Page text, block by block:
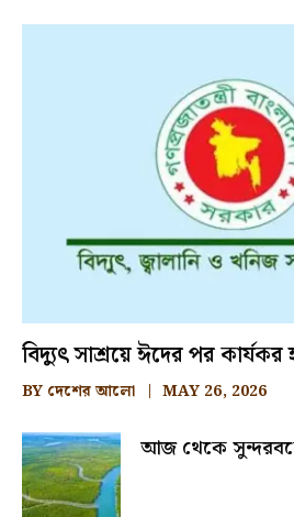
বিদ্যুৎ সাশ্রয়ে ঈদের পর
BY দেশের আলো MAY 26, 2026
আজ থেকে সুন্দরবনে